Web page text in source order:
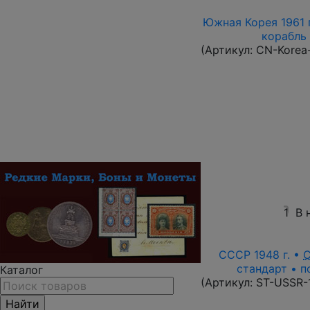
Каталог
Южная Корея 1961
(Артикул: CN-
1 В
СССР 1948 г. •
стандарт •
(Артикул: ST-